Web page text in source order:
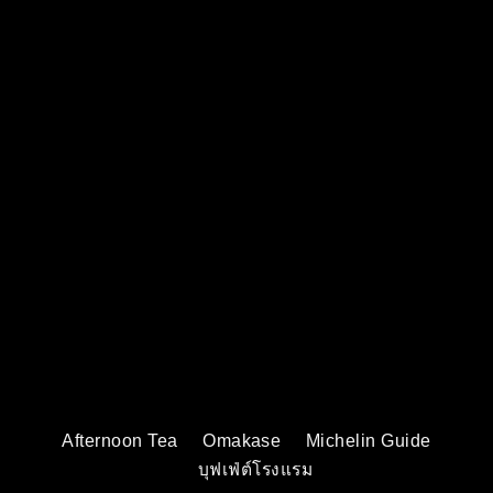
Afternoon Tea Omakase
Michelin Guide
บุฟเฟ่ต์โรงแรม